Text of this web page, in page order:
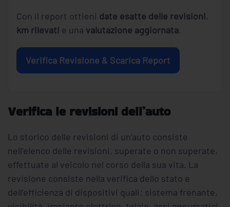
Con il report ottieni date esatte delle revisioni,
km rilevati e una valutazione aggiornata.
Verifica Revisione & Scarica Report
Verifica le revisioni dell’auto
Lo storico delle revisioni di un’auto consiste
nell’elenco delle revisioni, superate o non superate,
effettuate al veicolo nel corso della sua vita. La
revisione consiste nella verifica dello stato e
dell’efficienza di dispositivi quali: sistema frenante,